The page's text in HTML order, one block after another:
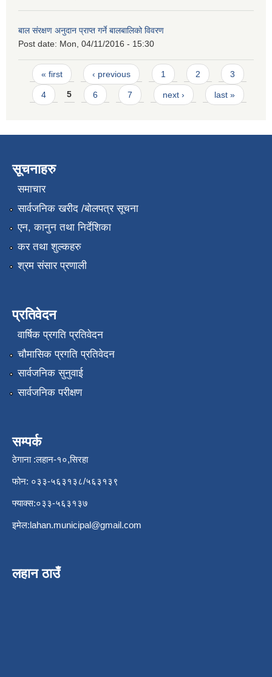
बाल संरक्षण अनुदान प्राप्त गर्ने बालबालिको विवरण
Post date: Mon, 04/11/2016 - 15:30
Pages
« first ‹ previous 1 2 3
4 5 6 7 next › last »
सूचनाहरु
समाचार
सार्वजनिक खरीद /बोलपत्र सूचना
एन, कानुन तथा निर्देशिका
कर तथा शुल्कहरु
श्रम संसार प्रणाली
प्रतिवेदन
वार्षिक प्रगति प्रतिवेदन
चौमासिक प्रगति प्रतिवेदन
सार्वजनिक सुनुवाई
सार्वजनिक परीक्षण
सम्पर्क
ठेगाना :लहान-१०,सिरहा
फोन: ०३३-५६३१३८/५६३१३९
फ्याक्स:०३३-५६३१३७
इमेल:lahan.municipal@gmail.com
लहान ठाउँ